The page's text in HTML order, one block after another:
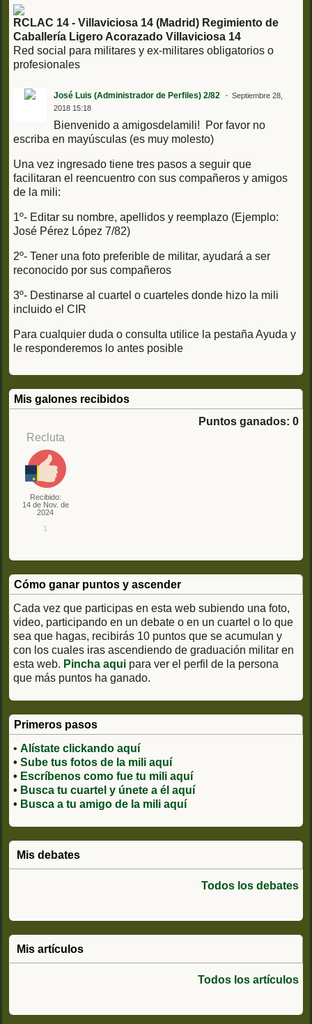
RCLAC 14 - Villaviciosa 14 (Madrid) Regimiento de
Caballería Ligero Acorazado Villaviciosa 14
Red social para militares y ex-militares obligatorios o
profesionales
José Luis (Administrador de Perfiles) 2/82
Septiembre 28,
2018 15:18
Bienvenido a amigosdelamili! Por favor no
escriba en mayúsculas (es muy molesto)
Una vez ingresado tiene tres pasos a seguir que
facilitaran el reencuentro con sus compañeros y amigos
de la mili:
1º- Editar su nombre, apellidos y reemplazo (Ejemplo:
José Pérez López 7/82)
2º- Tener una foto preferible de militar, ayudará a ser
reconocido por sus compañeros
3º- Destinarse al cuartel o cuarteles donde hizo la mili
incluido el CIR
Para cualquier duda o consulta utilice la pestaña Ayuda y
le responderemos lo antes posible
Mis galones recibidos
Puntos ganados: 0
Recluta
Recibido:
14 de Nov. de
2024
1
Cómo ganar puntos y ascender
Cada vez que participas en esta web subiendo una foto,
video, participando en un debate o en un cuartel o lo que
sea que hagas, recibirás 10 puntos que se acumulan y
con los cuales iras ascendiendo de graduación militar en
esta web. Pincha aqui para ver el perfil de la persona
que más puntos ha ganado.
Primeros pasos
• Alístate clickando aquí
• Sube tus fotos de la mili aquí
• Escríbenos como fue tu mili aquí
• Busca tu cuartel y únete a él aquí
• Busca a tu amigo de la mili aquí
Mis debates
Todos los debates
Mis artículos
Todos los artículos